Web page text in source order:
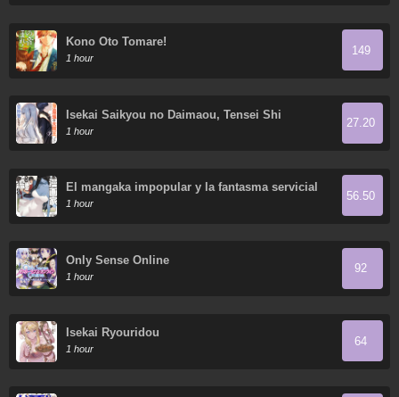
Kono Oto Tomare!
1 hour
149
Isekai Saikyou no Daimaou, Tensei Shi
Boukensha ni Naru
1 hour
27.20
El mangaka impopular y la fantasma servicial
1 hour
56.50
Only Sense Online
1 hour
92
Isekai Ryouridou
1 hour
64